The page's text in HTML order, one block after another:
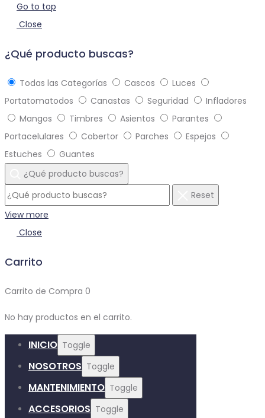
Go to top
Close
¿Qué producto buscas?
Todas las Categorías Cascos
Luces
Portatomatodos
Canastas Seguridad
Infladores
Mangos
Timbres Asientos
Parantes
Portacelulares
Cobertor Parches
Espejos
Estuches
Guantes
¿Qué producto buscas?
Reset
View more
Close
Carrito
Carrito de Compra 0
No hay productos en el carrito.
INICIO Toggle
NOSOTROS Toggle
MANTENIMIENTO Toggle
ACCESORIOS Toggle